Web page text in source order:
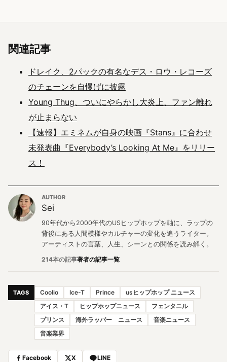
関連記事
ドレイク、2パックの有名なデス・ロウ・レコーズ
のチェーンを自慢げに披露
Young Thug、ついにやらかし大炎上、ファン離れ
が止まらない
【速報】エミネムが自身の映画『Stans』に合わせ
未発表曲『Everybody’s Looking At Me』をリリー
ス！
AUTHOR
Sei
90年代から2000年代のUSヒップホップを軸に、ラップの
背後にある人間模様やカルチャーの変化を追うライター。
アーティストの言葉、人生、シーンとの関係を読み解く。
214本の記事著者の記事一覧
TAGS Coolio Ice-T Prince
usヒップホップ ニュース
アイス・T
ヒップホップニュース
フェンタニル
プリンス
海外ラッパー ニュース
音楽ニュース
音楽業界
Facebook X LINE